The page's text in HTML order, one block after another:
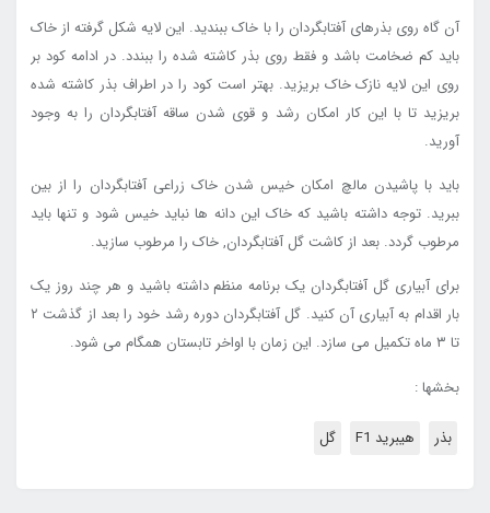
آن گاه روی بذرهای آفتابگردان را با خاک ببندید. این لایه شکل گرفته از خاک
باید کم ضخامت باشد و فقط روی بذر کاشته شده را ببندد. در ادامه کود بر
روی این لایه نازک خاک بریزید. بهتر است کود را در اطراف بذر کاشته شده
بریزید تا با این کار امکان رشد و قوی شدن ساقه آفتابگردان را به وجود
آورید.
باید با پاشیدن مالچ امکان خیس شدن خاک زراعی آفتابگردان را از بین
ببرید. توجه داشته باشید که خاک این دانه ها نباید خیس شود و تنها باید
مرطوب گردد. بعد از کاشت گل آفتابگردان, خاک را مرطوب سازید.
برای آبیاری گل آفتابگردان یک برنامه منظم داشته باشید و هر چند روز یک
بار اقدام به آبیاری آن کنید. گل آفتابگردان دوره رشد خود را بعد از گذشت ۲
تا ۳ ماه تکمیل می سازد. این زمان با اواخر تابستان همگام می شود.
بخشها :
بذر هیبرید F1 گل